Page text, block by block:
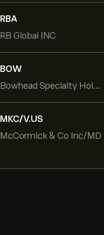
RBA
RB Global INC
BOW
Bowhead Specialty Holdings Inc
MKC/V.US
McCormick & Co Inc/MD